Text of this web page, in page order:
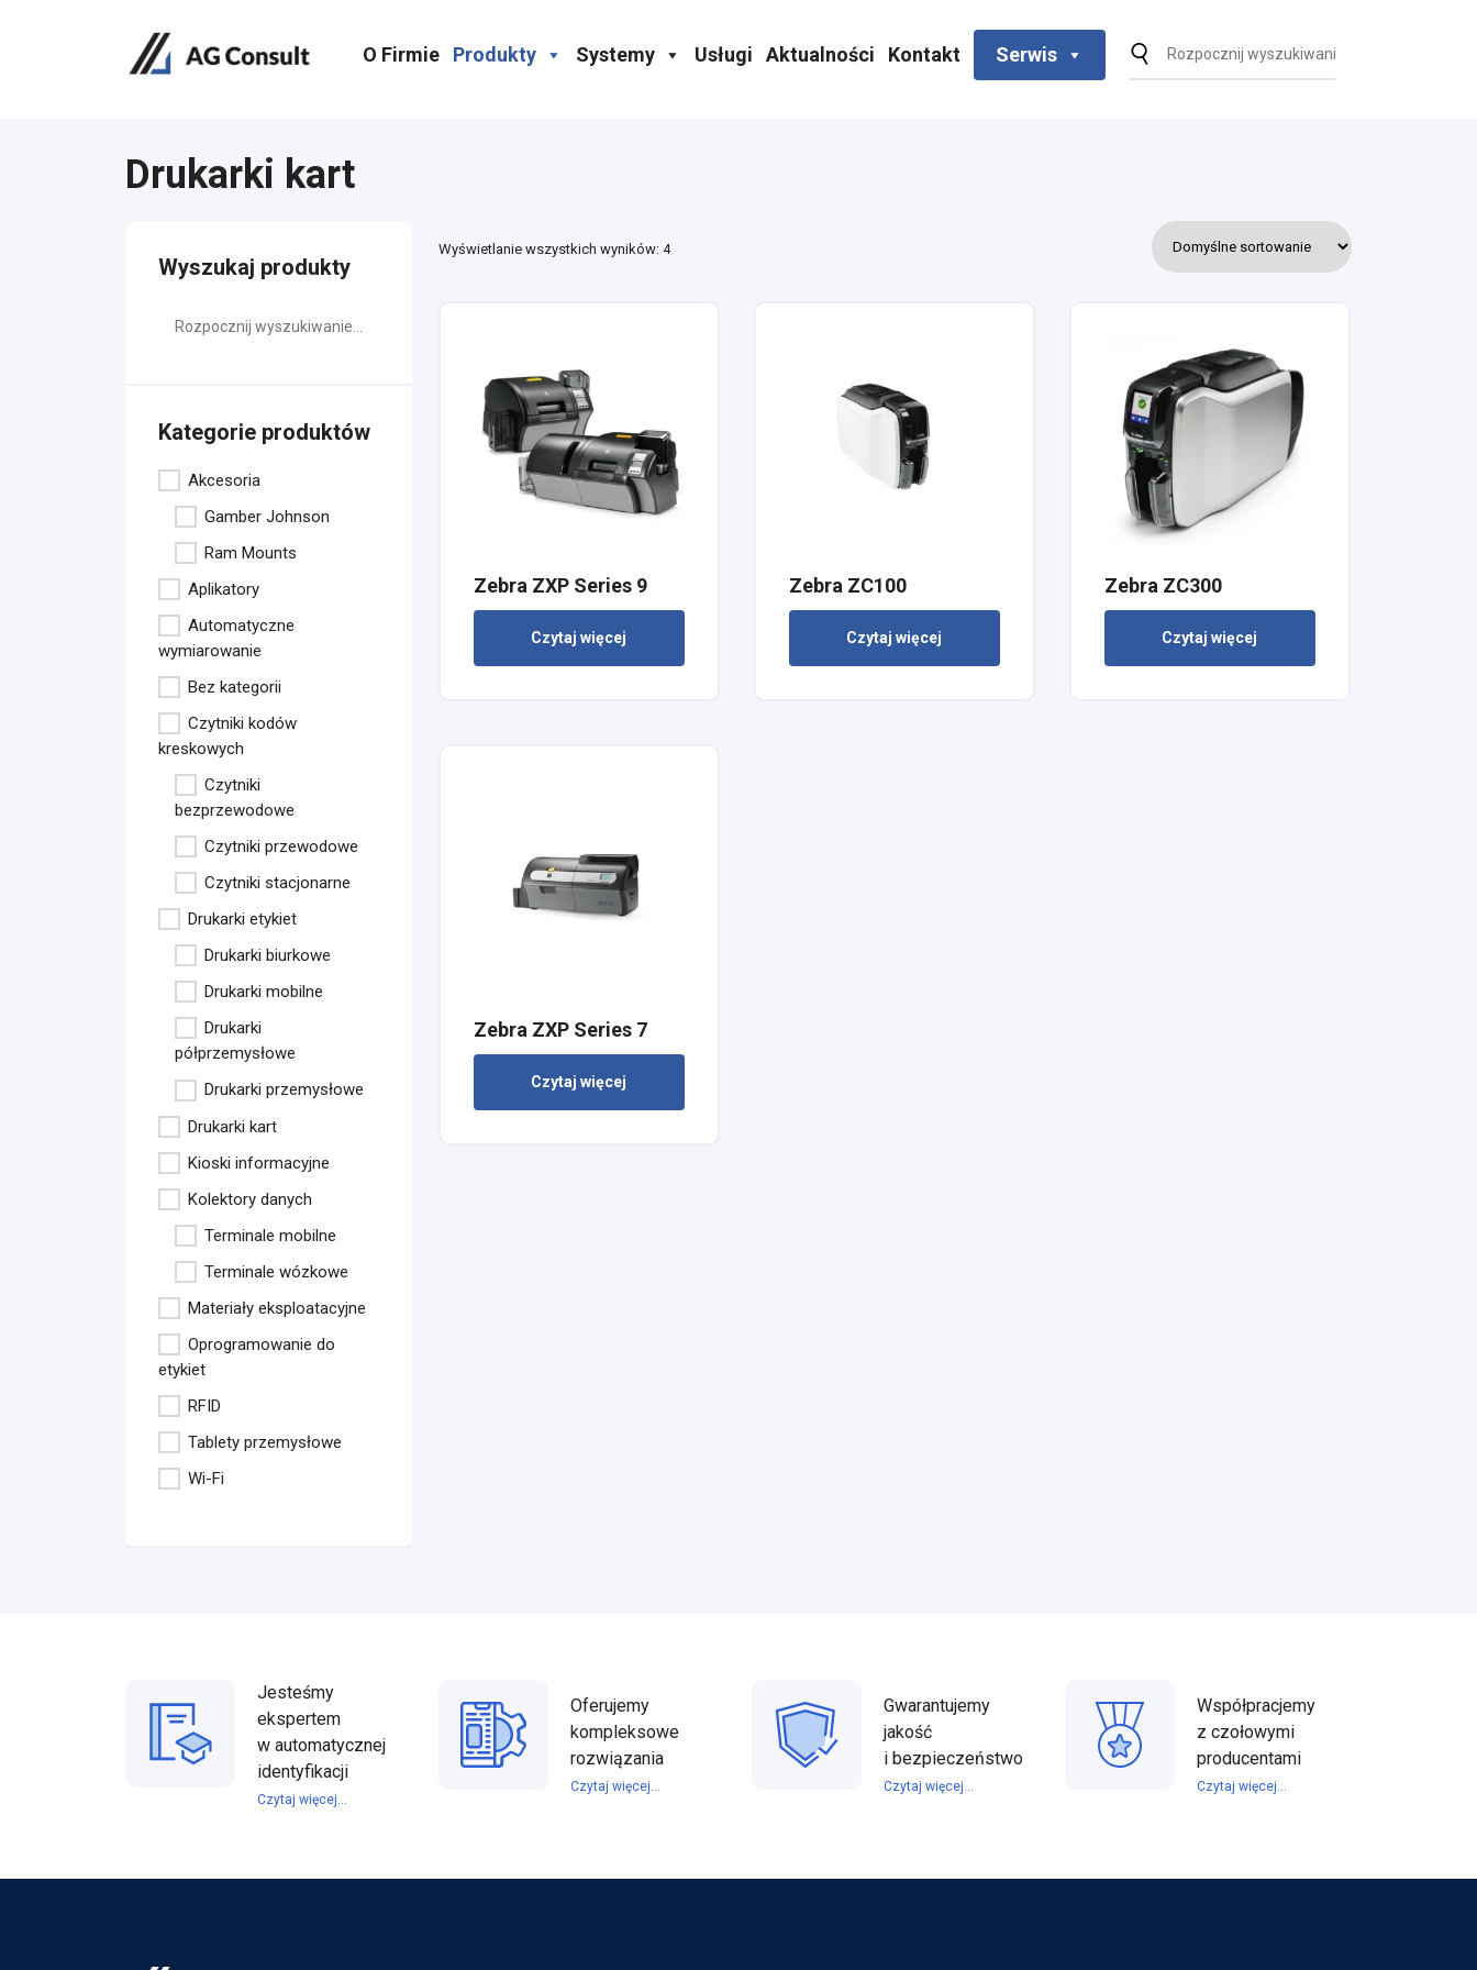
O Firmie Produkty Systemy Usługi Aktualności Kontakt Serwis
Drukarki kart
Wyszukaj produkty
Kategorie produktów
Akcesoria
Gamber Johnson
Ram Mounts
Aplikatory
Automatyczne
wymiarowanie
Bez kategorii
Czytniki kodów
kreskowych
Czytniki
bezprzewodowe
Czytniki przewodowe
Czytniki stacjonarne
Drukarki etykiet
Drukarki biurkowe
Drukarki mobilne
Drukarki
półprzemysłowe
Drukarki przemysłowe
Drukarki kart
Kioski informacyjne
Kolektory danych
Terminale mobilne
Terminale wózkowe
Materiały eksploatacyjne
Oprogramowanie do
etykiet
RFID
Tablety przemysłowe
Wi-Fi
Wyświetlanie wszystkich wyników: 4
Zebra ZXP Series 9
Czytaj więcej
Zebra ZC100
Czytaj więcej
Zebra ZC300
Czytaj więcej
Zebra ZXP Series 7
Czytaj więcej
Jesteśmy
ekspertem
w automatycznej
identyfikacji
Czytaj więcej...
Oferujemy
kompleksowe
rozwiązania
Czytaj więcej...
Gwarantujemy
jakość
i bezpieczeństwo
Czytaj więcej...
Współpracjemy
z czołowymi
producentami
Czytaj więcej...